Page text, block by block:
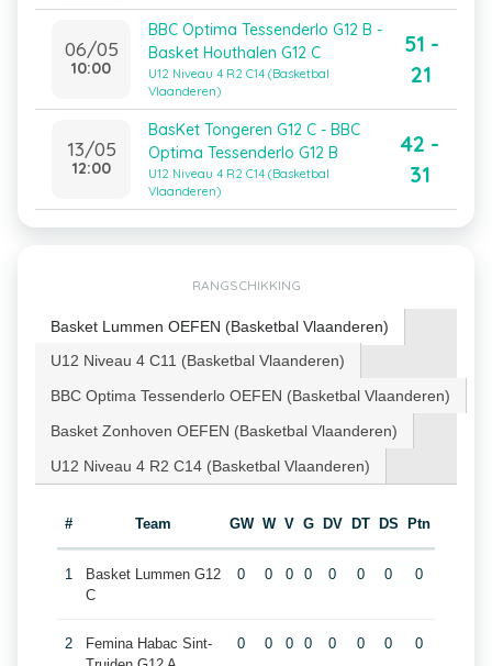
06/05
10:00
BBC Optima Tessenderlo G12 B -
Basket Houthalen G12 C
U12 Niveau 4 R2 C14 (Basketbal
Vlaanderen)
51 -
21
13/05
12:00
BasKet Tongeren G12 C - BBC
Optima Tessenderlo G12 B
U12 Niveau 4 R2 C14 (Basketbal
Vlaanderen)
42 -
31
RANGSCHIKKING
Basket Lummen OEFEN (Basketbal Vlaanderen)
U12 Niveau 4 C11 (Basketbal Vlaanderen)
BBC Optima Tessenderlo OEFEN (Basketbal Vlaanderen)
Basket Zonhoven OEFEN (Basketbal Vlaanderen)
U12 Niveau 4 R2 C14 (Basketbal Vlaanderen)
# Team GW W V G DV DT DS Ptn
1
Basket Lummen G12
C
0 0 0 0 0 0 0 0
2
Femina Habac Sint-
0 0 0 0 0 0 0 0